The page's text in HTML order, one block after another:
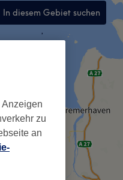
In diesem Gebiet suchen
,
zu
an